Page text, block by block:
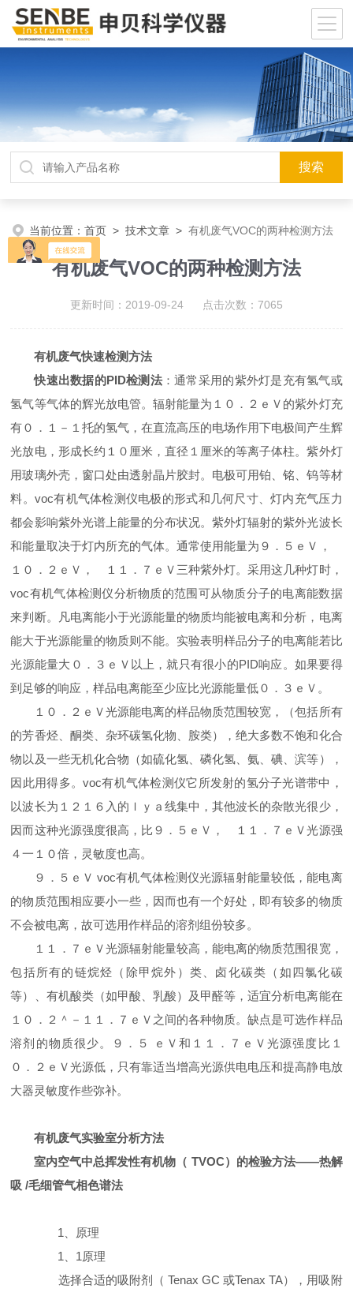
当前位置：首页 >技术文章 >有机废气VOC的两种检测方法
有机废气VOC的两种检测方法
更新时间：2019-09-24 点击次数：7065
有机废气快速检测方法
快速出数据的PID检测法：通常采用的紫外灯是充有氢气或
氢气等气体的辉光放电管。辐射能量为 １０．２ｅＶ 的紫外灯充
有０．１－１托的氢气，在直流高压的电场作用下电极间产生辉
光放电，形成长约１０厘米，直径１厘米的等离子体柱。紫外灯
用玻璃外壳，窗口处由透射晶片胶封。电极可用铂、铭、钨等材
料。voc有机气体检测仪电极的形式和几何尺寸、灯内充气压力
都会影响紫外光谱上能量的分布状况。紫外灯辐射的紫外光波长
和能量取决于灯内所充的气体。通常使用能量为９．５ｅＶ，
１０．２ｅＶ， １１．７ｅＶ三种紫外灯。采用这几种灯时，
voc有机气体检测仪分析物质的范围可从物质分子的电离能数据
来判断。凡电离能小于光源能量的物质均能被电离和分析，电离
能大于光源能量的物质则不能。实验表明样品分子的电离能若比
光源能量大０．３ｅＶ以上，就只有很小的PID响应。如果要得
到足够的响应，样品电离能至少应比光源能量低０．３ｅＶ。
１０．２ｅＶ光源能电离的样品物质范围较宽，（包括所有
的芳香烃、酮类、杂环碳氢化物、胺类），绝大多数不饱和化合
物以及一些无机化合物（如硫化氢、磷化氢、氨、碘、滨等），
因此用得多。voc有机气体检测仪它所发射的氢分子光谱带中，
以波长为１２１６入的ｌｙａ线集中，其他波长的杂散光很少，
因而这种光源强度很高，比９．５ｅＶ， １１．７ｅＶ光源强
４一１０倍，灵敏度也高。
９．５ｅＶ voc有机气体检测仪光源辐射能量较低，能电离
的物质范围相应要小一些，因而也有一个好处，即有较多的物质
不会被电离，故可选用作样品的溶剂组份较多。
１１．７ｅＶ光源辐射能量较高，能电离的物质范围很宽，
包括所有的链烷烃（除甲烷外）类、卤化碳类（如四氯化碳
等）、有机酸类（如甲酸、乳酸）及甲醛等，适宜分析电离能在
１０．２＾－１１．７ｅＶ之间的各种物质。缺点是可选作样品
溶剂的物质很少。９．５ ｅＶ和１１．７ｅＶ光源强度比１
０．２ｅＶ光源低，只有靠适当增高光源供电电压和提高静电放
大器灵敏度作些弥补。
有机废气实验室分析方法
室内空气中总挥发性有机物（ TVOC）的检验方法——热解
吸 /毛细管气相色谱法
1、原理
1、1原理
选择合适的吸附剂（ Tenax GC 或Tenax TA），用吸附